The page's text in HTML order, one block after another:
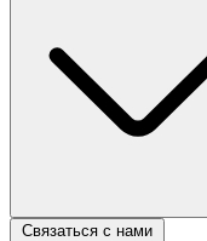
Связаться с нами